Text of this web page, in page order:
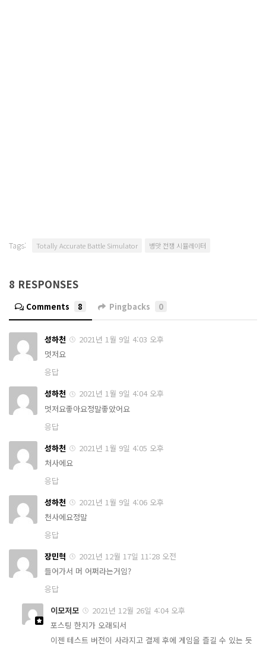
Tags: Totally Accurate Battle Simulator 병맛 전쟁 시뮬레이터
8 RESPONSES
Comments 8 Pingbacks 0
성하천
2021년 1월 9일 4:03 오후
멋저요
응답
성하천
2021년 1월 9일 4:04 오후
멋저요좋아요정말좋았어요
응답
성하천
2021년 1월 9일 4:05 오후
처사에요
응답
성하천
2021년 1월 9일 4:06 오후
천사에요정말
응답
장민혁
2021년 12월 17일 11:28 오전
들어가서 머 어쩌라는거임?
응답
이모저모
2021년 12월 26일 4:04 오후
포스팅 한지가 오래되서
이젠 테스트 버전이 사라지고 결제 후에 게임을 즐길 수 있는 듯